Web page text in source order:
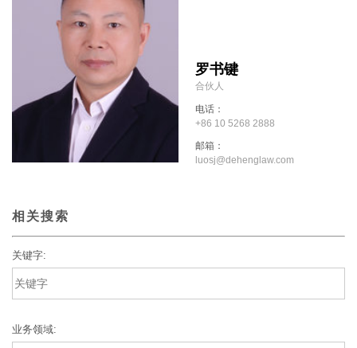
罗书键
合伙人
电话：
+86 10 5268 2888
邮箱：
luosj@dehenglaw.com
相关搜索
关键字:
业务领域: